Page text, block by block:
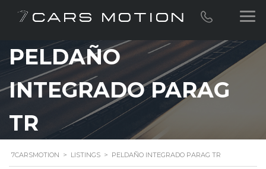
PELDAÑO
INTEGRADO PARAG
TR
7CARSMOTION > LISTINGS > PELDAÑO INTEGRADO PARAG TR